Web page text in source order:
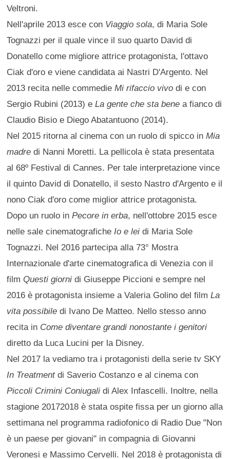
Veltroni.
Nell'aprile 2013 esce con Viaggio sola, di Maria Sole
Tognazzi per il quale vince il suo quarto David di
Donatello come migliore attrice protagonista, l'ottavo
Ciak d'oro e viene candidata ai Nastri D'Argento. Nel
2013 recita nelle commedieMi rifaccio vivo di e con
Sergio Rubini (2013) eLa gente che sta bene a fianco di
Claudio Bisio e Diego Abatantuono (2014).
Nel 2015 ritorna al cinema con un ruolo di spicco inMia
madre di Nanni Moretti. La pellicola è stata presentata
al 68º Festival di Cannes. Per tale interpretazione vince
il quinto David di Donatello, il sesto Nastro d'Argento e il
nono Ciak d'oro come miglior attrice protagonista.
Dopo un ruolo inPecore in erba, nell'ottobre 2015 esce
nelle sale cinematografiche Io e lei di Maria Sole
Tognazzi. Nel 2016 partecipa alla 73° Mostra
Internazionale d'arte cinematografica di Venezia con il
filmQuesti giorni di Giuseppe Piccioni e sempre nel
2016 è protagonista insieme a Valeria Golino del filmLa
vita possibile di Ivano De Matteo. Nello stesso anno
recita in Come diventare grandi nonostante i genitori
diretto da Luca Lucini per la Disney.
Nel 2017 la vediamo tra i protagonisti della serie tv SKY
In Treatmentdi Saverio Costanzo e al cinema con
Piccoli Crimini Coniugali di Alex Infascelli. Inoltre, nella
stagione 20172018 è stata ospite fissa per un giorno alla
settimana nel programma radiofonico di Radio Due "Non
è un paese per giovani" in compagnia di Giovanni
Veronesi e Massimo Cervelli. Nel 2018 è protagonista di